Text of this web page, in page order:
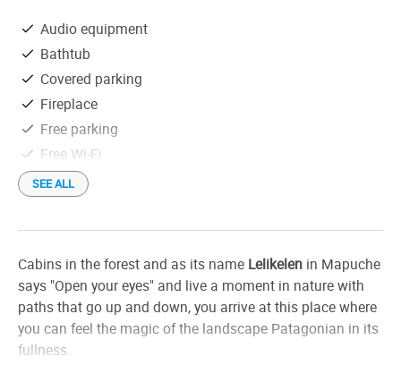
Audio equipment
Bathtub
Covered parking
Fireplace
Free parking
Free Wi-Fi
Hair drier
Heating
Housekeeping
Individual grill
Linen
Microwave
Pets allowed
Radiator heating
SEE ALL
Cabins in the forest and as its name Lelikelen in Mapuche
says "Open your eyes" and live a moment in nature with
paths that go up and down, you arrive at this place where
you can feel the magic of the landscape Patagonian in its
fullness.